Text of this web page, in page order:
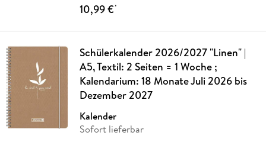
10,99 €*
Schülerkalender 2026/2027 "Linen" |
A5, Textil: 2 Seiten = 1 Woche ;
Kalendarium: 18 Monate Juli 2026 bis
Dezember 2027
Kalender
Sofort lieferbar